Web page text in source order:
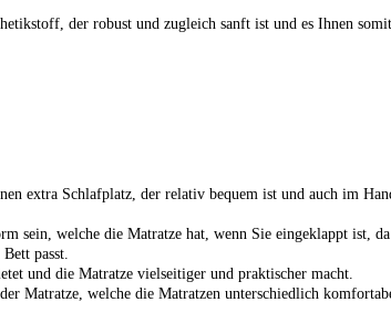
der robust und zugleich sanft ist und es Ihnen
extra Schlafplatz, der relativ bequem ist und auch im
sein, welche die Matratze hat, wenn Sie eingeklappt ist,
passt.
und die Matratze vielseitiger und praktischer macht.
Matratze, welche die Matratzen unterschiedlich